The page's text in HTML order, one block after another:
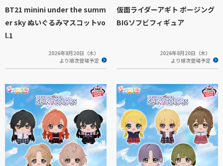
BT21 minini under the summ
er sky ぬいぐるみマスコットvo
l.1
2026年8月20日（木）
より順次登場予定
仮面ライダーアギト ポージング
BIGソフビフィギュア
2026年8月20日（木）
より順次登場予定